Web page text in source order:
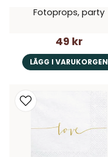
Fotoprops, party
49 kr
LÄGG I VARUKORGEN